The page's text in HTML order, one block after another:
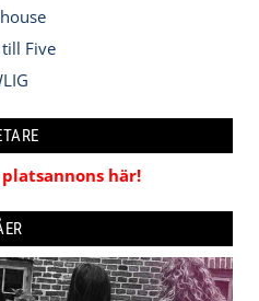
Five
här!